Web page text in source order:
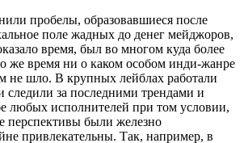
пробелы, образовавшиеся после
поле жадных до денег мейджоров,
время, был во многом куда более
же время ни о каком особом инди-жанре
не шло. В крупных лейблах работали
следили за последними трендами и
любых исполнителей при том условии,
перспективы были железно
привлекательны. Так, например, в